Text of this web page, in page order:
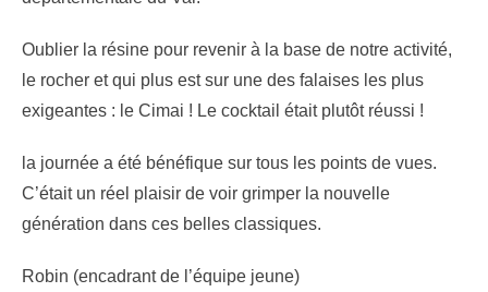
Oublier la résine pour revenir à la base de notre activité,
le rocher et qui plus est sur une des falaises les plus
exigeantes : le Cimai ! Le cocktail était plutôt réussi !
la journée a été bénéfique sur tous les points de vues.
C’était un réel plaisir de voir grimper la nouvelle
génération dans ces belles classiques.
Robin (encadrant de l’équipe jeune)